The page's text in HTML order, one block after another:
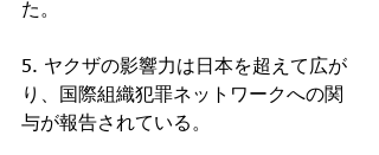
た。
5. ヤクザの影響力は日本を超えて広が
り、国際組織犯罪ネットワークへの関
与が報告されている。